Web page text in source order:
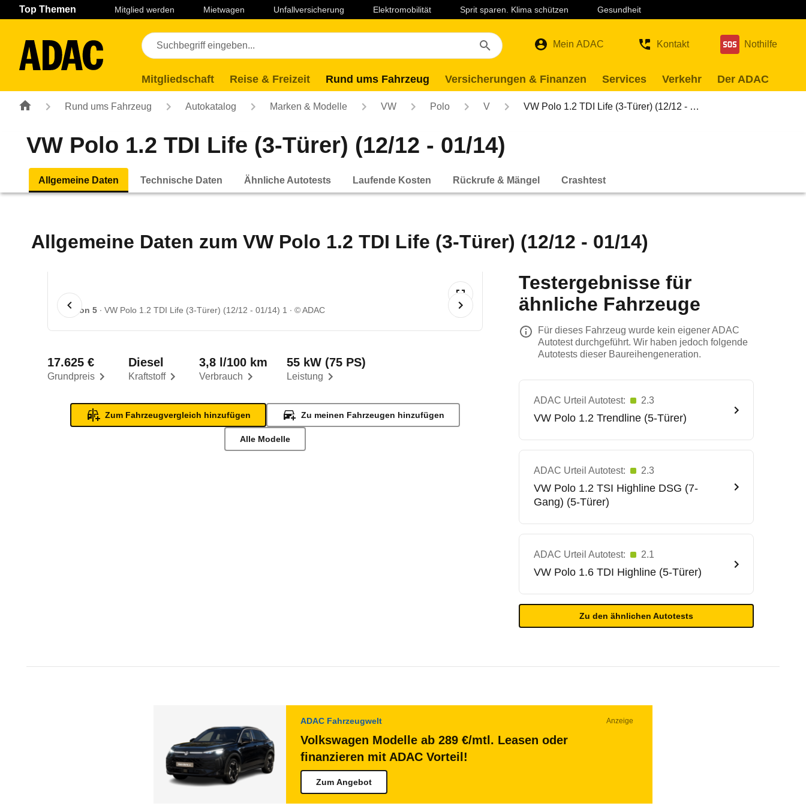
Navigation Seiteninhalt Fußzeile
Top Themen Mitglied werden Mietwagen Unfallversicherung Elektromobilität Sprit sparen. Klima schützen Gesundheit
Mein ADAC Kontakt Nothilfe
Mitgliedschaft Reise & Freizeit Rund ums Fahrzeug Versicherungen & Finanzen Services Verkehr Der ADAC
Rund ums Fahrzeug Autokatalog Marken & Modelle VW Polo V VW Polo 1.2 TDI Life (3-Türer) (12/12 - …
VW Polo 1.2 TDI Life (3-Türer) (12/12 - 01/14)
Allgemeine Daten Technische Daten Ähnliche Autotests Laufende Kosten Rückrufe & Mängel Crashtest
Allgemeine Daten zum VW Polo 1.2 TDI Life (3-Türer) (12/12 - 01/14)
1 von 5 VW Polo 1.2 TDI Life (3-Türer) (12/12 - 01/14) 1 © ADAC
Grundpreis
17.625 €
Kraftstoff
Diesel
Verbrauch
3,8 l/100 km
Leistung
55 kW (75 PS)
Zum Fahrzeugvergleich hinzufügen Zu meinen Fahrzeugen hinzufügen
Alle Modelle
Testergebnisse für
ähnliche Fahrzeuge
Für dieses Fahrzeug wurde kein eigener ADAC
Autotest durchgeführt. Wir haben jedoch folgende
Autotests dieser Baureihengeneration.
ADAC Urteil Autotest: 2.3
VW Polo 1.2 Trendline (5-Türer)
ADAC Urteil Autotest: 2.3
VW Polo 1.2 TSI Highline DSG (7-
Gang) (5-Türer)
ADAC Urteil Autotest: 2.1
VW Polo 1.6 TDI Highline (5-Türer)
Zu den ähnlichen Autotests
ADAC Fahrzeugwelt Anzeige
Volkswagen Modelle ab 289 €/mtl. Leasen oder
finanzieren mit ADAC Vorteil!
Zum Angebot